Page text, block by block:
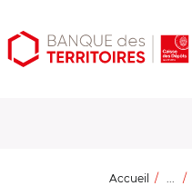
Aller
au
Aller
au
Ouvrir
les
Accueil ...